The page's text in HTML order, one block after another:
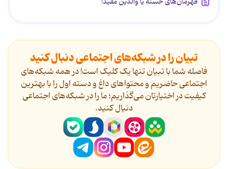
تبیان را در شبکه‌های اجتماعی دنبال کنید
فاصله شما با تبیان تنها یک کلیک است! در همه شبکه‌های
اجتماعی حاضریم و محتواهای داغ و دسته اول را با بهترین
کیفیت در اختیارتان می‌گذاریم؛ ما را در شبکه‌های اجتماعی
دنیال کنید.